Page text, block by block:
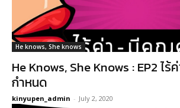
He knows, She knows
He Knows, She Knows : EP2 ไ
กำหนด
kinyupen_admin - July 2, 2020